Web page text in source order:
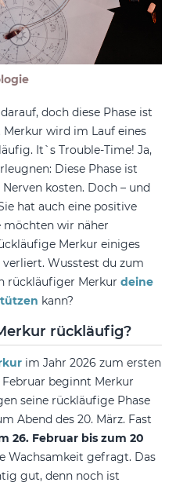
doch diese Phase ist
wird im Lauf eines
It`s Trouble-Time! Ja,
Diese Phase ist
kosten. Doch – und
hat auch eine positive
möchten wir näher
Merkur einiges
Wusstest du zum
rückläufiger Merkur deine
kann?
rückläufig?
im Jahr 2026 zum ersten
beginnt Merkur
seine rückläufige Phase
Abend des 20. März. Fast
26. Februar bis zum 20
Wachsamkeit gefragt. Das
gut, denn noch ist